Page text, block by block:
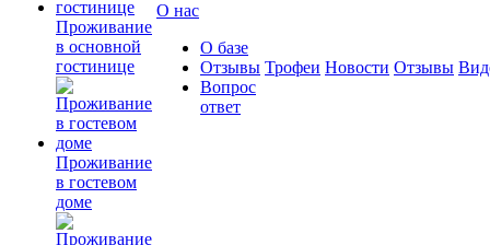
Проживание
в основной
гостинице
Проживание
в гостевом
доме
О нас
О базе
Отзывы
Вопрос
ответ
Трофеи Новости Отзывы